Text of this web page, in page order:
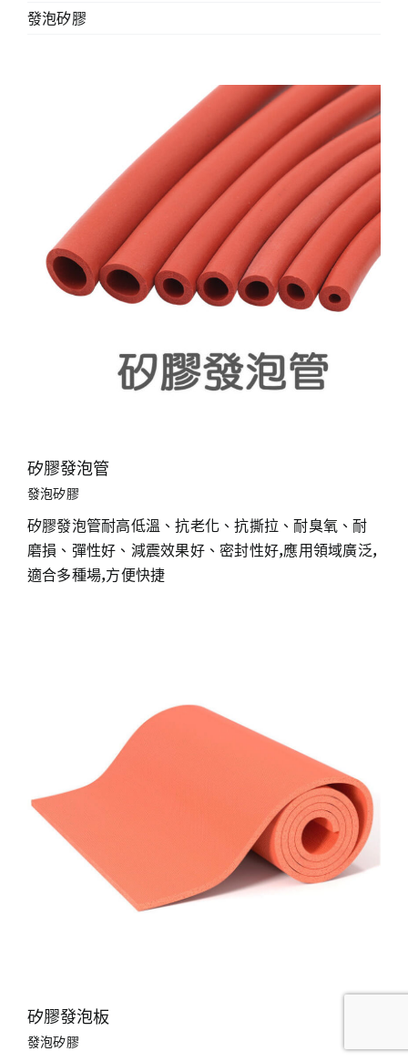
發泡矽膠
矽膠發泡管
發泡矽膠
矽膠發泡管耐高低溫、抗老化、抗撕拉、耐臭氧、耐
磨損、彈性好、減震效果好、密封性好,應用領域廣泛,
適合多種場,方便快捷
矽膠發泡板
發泡矽膠